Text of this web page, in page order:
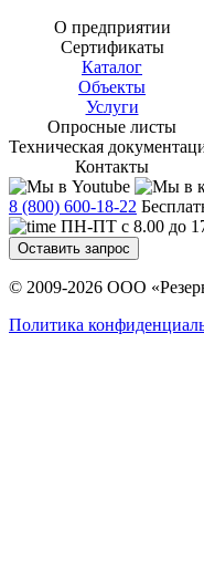
О предприятии
Сертификаты
Каталог
Объекты
Услуги
Опросные листы
Техническая
Контакты
8 (800) 600-18-22
ПН-ПТ с 8.00 до
Оставить запрос
© 2009-2026 ООО
Политика